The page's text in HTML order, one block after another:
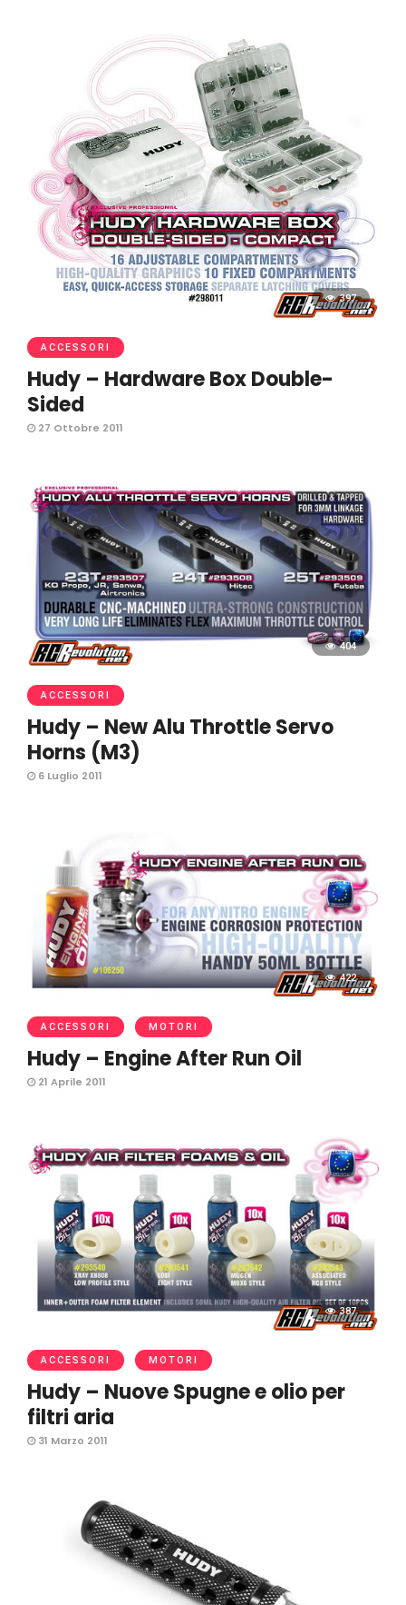
397
ACCESSORI
Hudy – Hardware Box Double-
Sided
27 Ottobre 2011
404
ACCESSORI
Hudy – New Alu Throttle Servo
Horns (M3)
6 Luglio 2011
422
ACCESSORI MOTORI
Hudy – Engine After Run Oil
21 Aprile 2011
387
ACCESSORI MOTORI
Hudy – Nuove Spugne e olio per
filtri aria
31 Marzo 2011